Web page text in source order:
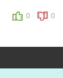
0 0